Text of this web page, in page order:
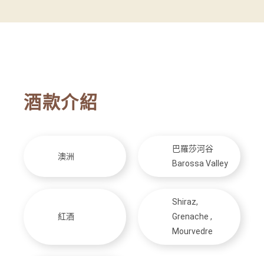
酒款介紹
澳洲
巴羅莎河谷
Barossa Valley
紅酒
Shiraz,
Grenache ,
Mourvedre